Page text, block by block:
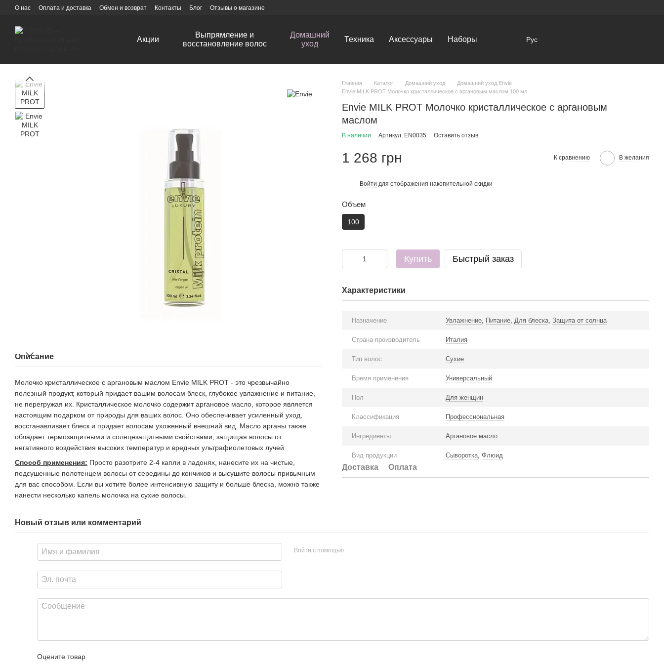
Перейти к основному контенту
О нас Оплата и доставка Обмен и возврат Контакты Блог Отзывы о магазине
Акции
Выпрямление и
восстановление волос
Домашний
уход
Техника Аксессуары Наборы Рус
Описание
Молочко кристаллическое с аргановым маслом Envie MILK PROT - это чрезвычайно
полезный продукт, который придает вашим волосам блеск, глубокое увлажнение и питание,
не перегружая их. Кристаллическое молочко содержит аргановое масло, которое является
настоящим подарком от природы для ваших волос. Оно обеспечивает усиленный уход,
восстанавливает блеск и придает волосам ухоженный внешний вид. Масло арганы также
обладает термозащитными и солнцезащитными свойствами, защищая волосы от
негативного воздействия высоких температур и вредных ультрафиолетовых лучей.
Способ применения: Просто разотрите 2-4 капли в ладонях, нанесите их на чистые,
подсушенные полотенцем волосы от середины до кончиков и высушите волосы привычным
для вас способом. Если вы хотите более интенсивную защиту и больше блеска, можно также
нанести несколько капель молочка на сухие волосы.
Главная Каталог Домашний уход
Домашний уход Envie
Envie MILK PROT Молочко кристаллическое с аргановым маслом 100 мл
Envie MILK PROT Молочко кристаллическое с аргановым
маслом
В наличии Артикул: EN0035 Оставить отзыв
1 268 грн К сравнению В желания
Войти для отображения накопительной скидки
Объем
100
Купить Быстрый заказ
Характеристики
Назначение Увлажнение, Питание, Для блеска, Защита от солнца
Страна производитель Италия
Тип волос Сухие
Время применения Универсальный
Пол Для женщин
Классификация Профессиональная
Ингредиенты Аргановое масло
Вид продукции Сыворотка, Флюид
Доставка Оплата
Новый отзыв или комментарий
Войти с помощью
Оцените товар